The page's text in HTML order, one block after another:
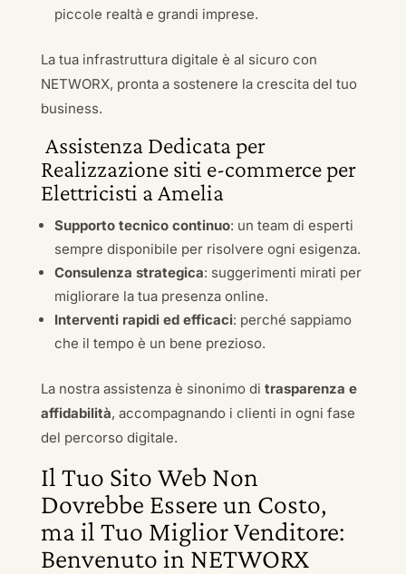
piccole realtà e grandi imprese.
La tua infrastruttura digitale è al sicuro con
NETWORX, pronta a sostenere la crescita del tuo
business.
Assistenza Dedicata per
Realizzazione siti e-commerce per
Elettricisti a Amelia
Supporto tecnico continuo: un team di esperti
sempre disponibile per risolvere ogni esigenza.
Consulenza strategica: suggerimenti mirati per
migliorare la tua presenza online.
Interventi rapidi ed efficaci: perché sappiamo
che il tempo è un bene prezioso.
La nostra assistenza è sinonimo di trasparenza e
affidabilità, accompagnando i clienti in ogni fase
del percorso digitale.
Il Tuo Sito Web Non
Dovrebbe Essere un Costo,
ma il Tuo Miglior Venditore:
Benvenuto in NETWORX